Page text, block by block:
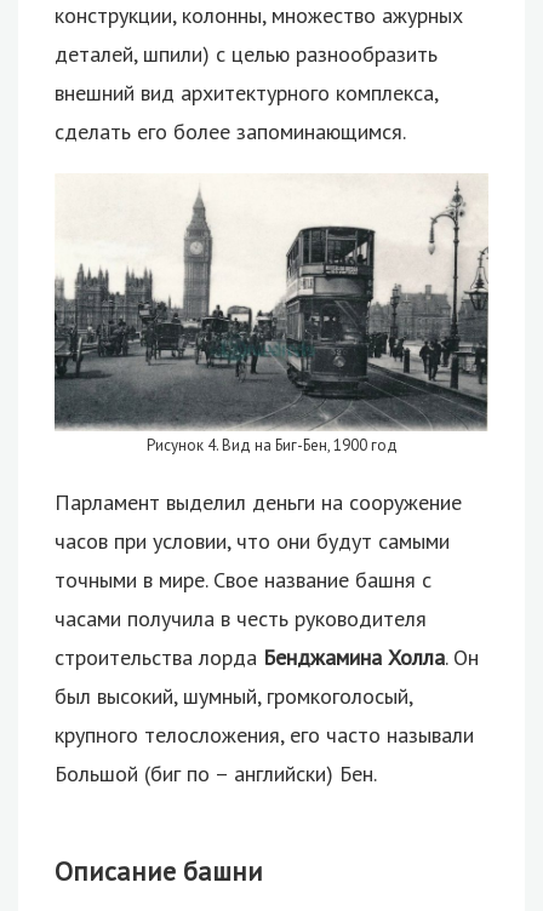
конструкции, колонны, множество ажурных
деталей, шпили) с целью разнообразить
внешний вид архитектурного комплекса,
сделать его более запоминающимся.
Рисунок 4. Вид на Биг-Бен, 1900 год
Парламент выделил деньги на сооружение
часов при условии, что они будут самыми
точными в мире. Свое название башня с
часами получила в честь руководителя
строительства лорда Бенджамина Холла. Он
был высокий, шумный, громкоголосый,
крупного телосложения, его часто называли
Большой (биг по – английски) Бен.
Описание башни